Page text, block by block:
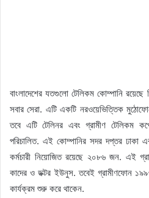
বাংলাদেশের যতগুলো টেলিকম কোম্পানি
সবার সেরা. এটি একটি নরওয়েভিত্তিক
তবে এটি টেলিনর এবং গ্রামীণ টেলিকম
পরিচালিত. এই কোম্পানির সদর দপ্তর ঢাকা
কর্মচারী নিয়োজিত রয়েছে ২০৮৬ জন. এই
কাদের ও ডক্টর ইউনুস. তবেই গ্রামীণফোন ১৯৯৭
কার্যক্রম শুরু করে থাকেন.